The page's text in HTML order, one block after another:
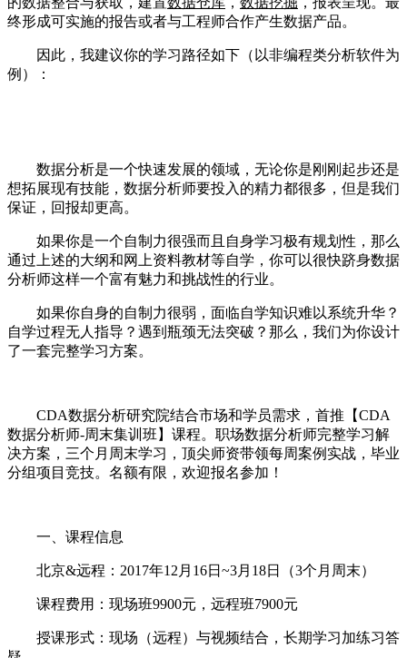
终形成可实施的报告或者与工程师合作产生数据产品。
因此，我建议你的学习路径如下（以非编程类分析软件为
例）：
数据分析是一个快速发展的领域，无论你是刚刚起步还是
想拓展现有技能，数据分析师要投入的精力都很多，但是我们
保证，回报却更高。
如果你是一个自制力很强而且自身学习极有规划性，那么
通过上述的大纲和网上资料教材等自学，你可以很快跻身数据
分析师这样一个富有魅力和挑战性的行业。
如果你自身的自制力很弱，面临自学知识难以系统升华？
自学过程无人指导？遇到瓶颈无法突破？那么，我们为你设计
了一套完整学习方案。
CDA数据分析研究院结合市场和学员需求，首推【CDA
数据分析师-周末集训班】课程。职场数据分析师完整学习解
决方案，三个月周末学习，顶尖师资带领每周案例实战，毕业
分组项目竞技。名额有限，欢迎报名参加！
一、课程信息
北京&远程：2017年12月16日~3月18日（3个月周末）
课程费用：现场班9900元，远程班7900元
授课形式：现场（远程）与视频结合，长期学习加练习答